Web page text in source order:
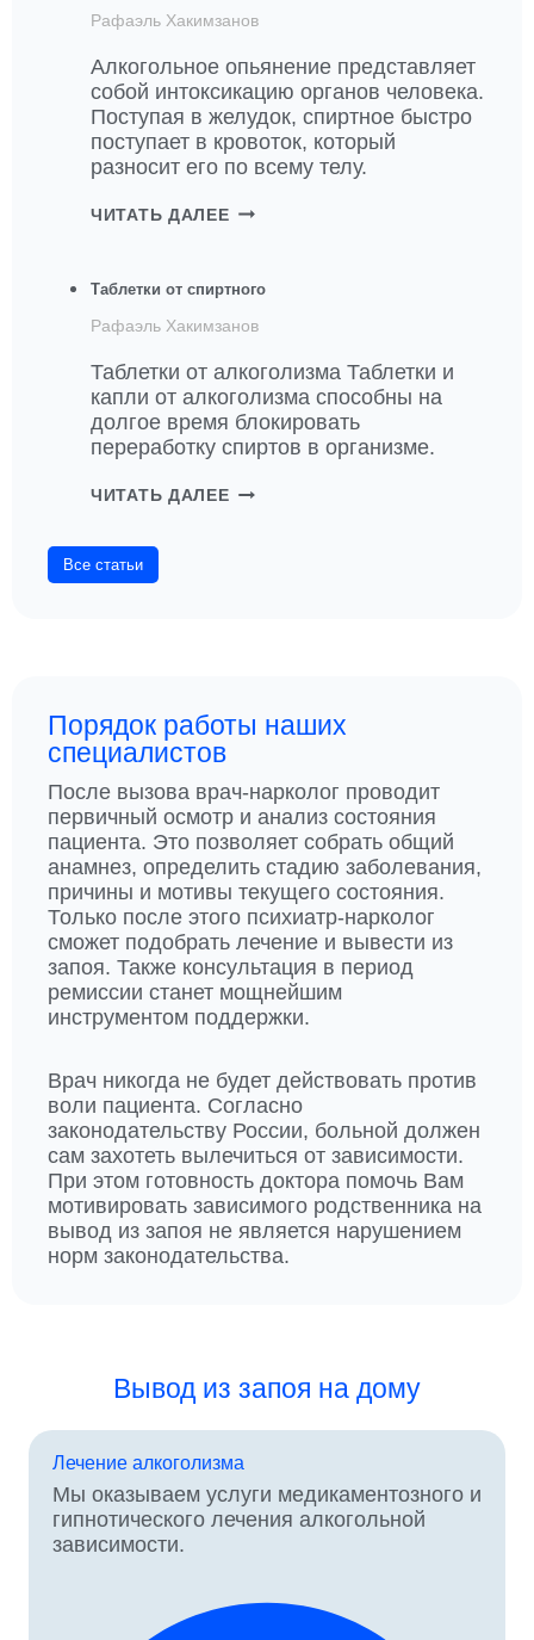
Рафаэль Хакимзанов
Алкогольное опьянение представляет
собой интоксикацию органов человека.
Поступая в желудок, спиртное быстро
поступает в кровоток, который
разносит его по всему телу.
ЧИТАТЬ ДАЛЕЕН
О
Ё
5
И
О
Ы
М
Р
У
Ш
А
Т
С
Я
С
Ь
И
А
Л
К
О
Г
О
В
А
С
С
Таблетки от спиртного
Рафаэль Хакимзанов
Таблетки от алкоголизма Таблетки и
капли от алкоголизма способны на
долгое время блокировать
переработку спиртов в организме.
ЧИТАТЬ ДАЛЕЕТ
Т
И
Р
Т
Н
О
Г
О
Все статьи
Порядок работы наших
специалистов
После вызова врач-нарколог проводит
первичный осмотр и анализ состояния
пациента. Это позволяет собрать общий
анамнез, определить стадию заболевания,
причины и мотивы текущего состояния.
Только после этого психиатр-нарколог
сможет подобрать лечение и вывести из
запоя. Также консультация в период
ремиссии станет мощнейшим
инструментом поддержки.
Врач никогда не будет действовать против
воли пациента. Согласно
законодательству России, больной должен
сам захотеть вылечиться от зависимости.
При этом готовность доктора помочь Вам
мотивировать зависимого родственника на
вывод из запоя не является нарушением
норм законодательства.
Вывод из запоя на дому
Лечение алкоголизма
Мы оказываем услуги медикаментозного и
гипнотического лечения алкогольной
зависимости.